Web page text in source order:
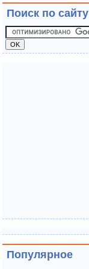
Поиск по сайту
Популярное